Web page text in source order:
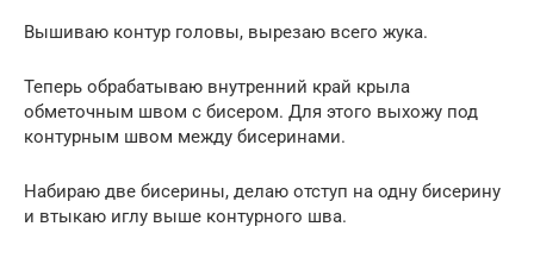
Вышиваю контур головы, вырезаю всего жука.
Теперь обрабатываю внутренний край крыла
обметочным швом с бисером. Для этого выхожу под
контурным швом между бисеринами.
Набираю две бисерины, делаю отступ на одну бисерину
и втыкаю иглу выше контурного шва.